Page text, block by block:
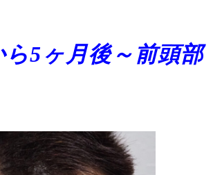
ら5ヶ月後～前頭部